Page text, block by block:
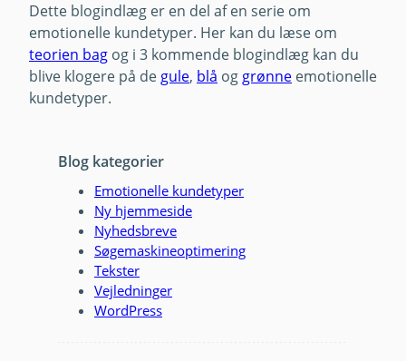
Dette blogindlæg er en del af en serie om
emotionelle kundetyper. Her kan du læse om
teorien bag og i 3 kommende blogindlæg kan du
blive klogere på de gule, blå og grønne emotionelle
kundetyper.
Blog kategorier
Emotionelle kundetyper
Ny hjemmeside
Nyhedsbreve
Søgemaskineoptimering
Tekster
Vejledninger
WordPress